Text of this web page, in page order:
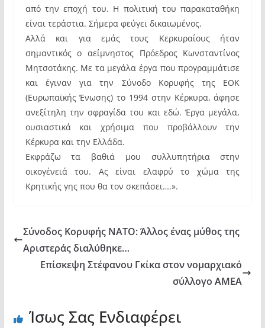
από την εποχή του. Η πολιτική του παρακαταθήκη
είναι τεράστια. Σήμερα φεύγει δικαιωμένος.
Αλλά και για εμάς τους Κερκυραίους ήταν
σημαντικός ο αείμνηστος Πρόεδρος Κωνσταντίνος
Μητσοτάκης. Με τα μεγάλα έργα που προγραμμάτισε
και έγιναν για την Σύνοδο Κορυφής της ΕΟΚ
(Ευρωπαϊκής Ένωσης) το 1994 στην Κέρκυρα, άφησε
ανεξίτηλη την σφραγίδα του και εδώ. Έργα μεγάλα,
ουσιαστικά και χρήσιμα που προβάλλουν την
Κέρκυρα και την Ελλάδα.
Εκφράζω τα βαθιά μου συλλυπητήρια στην
οικογένειά του. Ας είναι ελαφρύ το χώμα της
Κρητικής γης που θα τον σκεπάσει….».
Σύνοδος Κορυφής ΝΑΤΟ: Άλλος ένας μύθος της
Αριστεράς διαλύθηκε…
Επίσκεψη Στέφανου Γκίκα στον νομαρχιακό
σύλλογο ΑΜΕΑ
Ίσως Σας Ενδιαφέρει